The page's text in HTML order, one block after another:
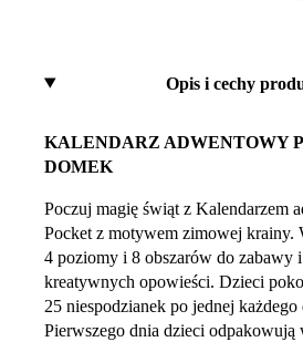
Opis i cechy
KALENDARZ ADWENTOWY
DOMEK
Poczuj magię świąt z Kalendarzem
Pocket z motywem zimowej krainy.
4 poziomy i 8 obszarów do zabawy
kreatywnych opowieści. Dzieci
25 niespodzianek po jednej
Pierwszego dnia dzieci odpakowują